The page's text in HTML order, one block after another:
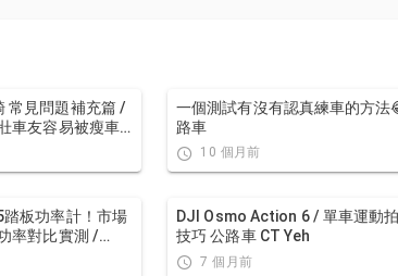
常見問題補充篇 /
車友容易被瘦車
痛可能是這個原
路車 / CT Yeh
一個測試有沒有認真練車的方法
路車
10 個月前
板功率計！市場
率對比實測 /
/ 公路車 /
DJI Osmo Action 6 / 單車運動
技巧 公路車 CT Yeh
7 個月前